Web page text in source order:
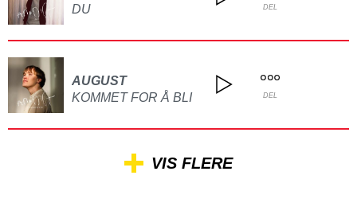
DU
DEL
AUGUST
KOMMET FOR Å BLI
DEL
VIS FLERE